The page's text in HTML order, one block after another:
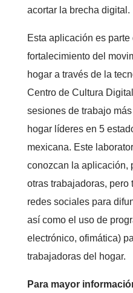
acortar la brecha digital.
Esta aplicación es parte
fortalecimiento del
hogar a través de la
Centro de Cultura
sesiones de trabajo
hogar líderes en 5
mexicana. Este
conozcan la aplicación,
otras trabajadoras, pero
redes sociales para
así como el uso de
electrónico, ofimática)
trabajadoras del hogar.
Para mayor